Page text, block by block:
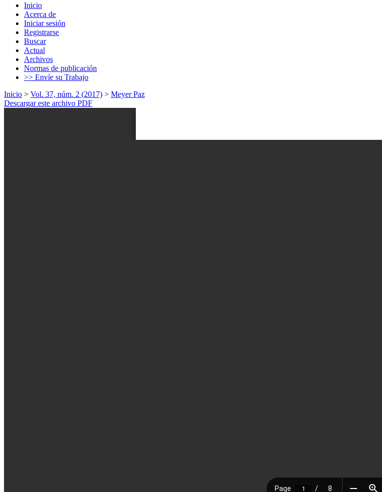
Inicio
Acerca de
Iniciar sesión
Registrarse
Buscar
Actual
Archivos
Normas de publicación
>> Envíe su Trabajo
Inicio > Vol. 37, núm. 2 (2017) > Meyer Paz
Descargar este archivo PDF